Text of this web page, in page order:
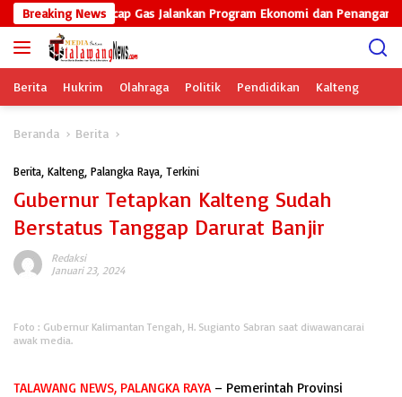
Langsung
ke
konten
Breaking News
Kalteng Tancap Gas Jalankan Program Ekonomi dan Penanganan
Berita Hukrim Olahraga Politik Pendidikan Kalteng
Beranda Berita
Berita Kalteng Palangka Raya Terkini
Gubernur Tetapkan Kalteng Sudah
Berstatus Tanggap Darurat Banjir
Redaksi
Januari 23, 2024
Foto : Gubernur Kalimantan Tengah, H. Sugianto Sabran saat diwawancarai
awak media.
TALAWANG NEWS, PALANGKA RAYA – Pemerintah Provinsi